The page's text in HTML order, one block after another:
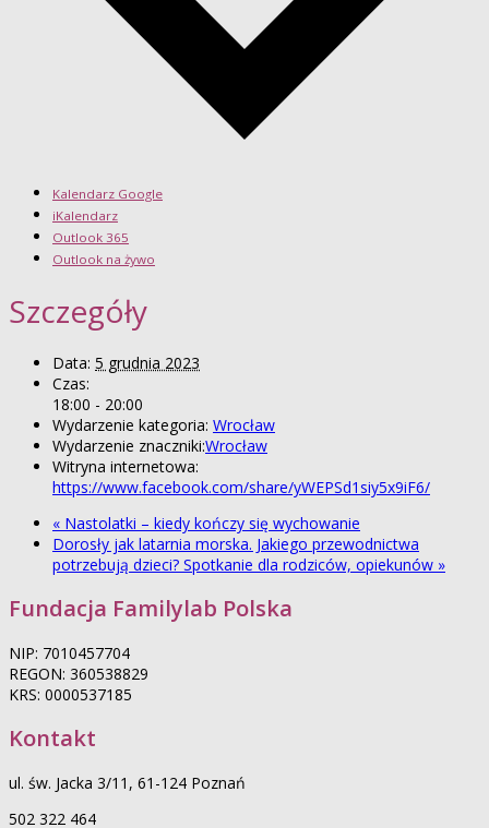
Kalendarz Google
iKalendarz
Outlook 365
Outlook na żywo
Szczegóły
Data: 5 grudnia 2023
Czas:
18:00 - 20:00
Wydarzenie kategoria: Wrocław
Wydarzenie znaczniki:Wrocław
Witryna internetowa:
https://www.facebook.com/share/yWEPSd1siy5x9iF6/
« Nastolatki – kiedy kończy się wychowanie
Dorosły jak latarnia morska. Jakiego przewodnictwa
potrzebują dzieci? Spotkanie dla rodziców, opiekunów »
Fundacja Familylab Polska
NIP: 7010457704
REGON: 360538829
KRS: 0000537185
Kontakt
ul. św. Jacka 3/11, 61-124 Poznań
502 322 464